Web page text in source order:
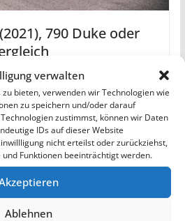
verwalten
bieten, verwenden wir Technologien wie
zu speichern und/oder darauf
zustimmst, können wir Daten
IDs auf dieser Website
nicht erteilst oder zurückziehst,
Funktionen beeinträchtigt werden.
Ablehnen
790 Duke oder